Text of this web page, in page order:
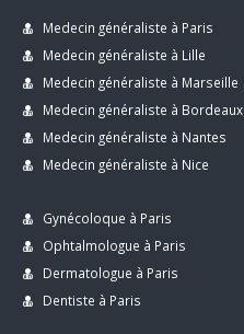
Medecin généraliste à Paris
Medecin généraliste à Lille
Medecin généraliste à Marseille
Medecin généraliste à Bordeaux
Medecin généraliste à Nantes
Medecin généraliste à Nice
Gynécoloque à Paris
Ophtalmologue à Paris
Dermatologue à Paris
Dentiste à Paris